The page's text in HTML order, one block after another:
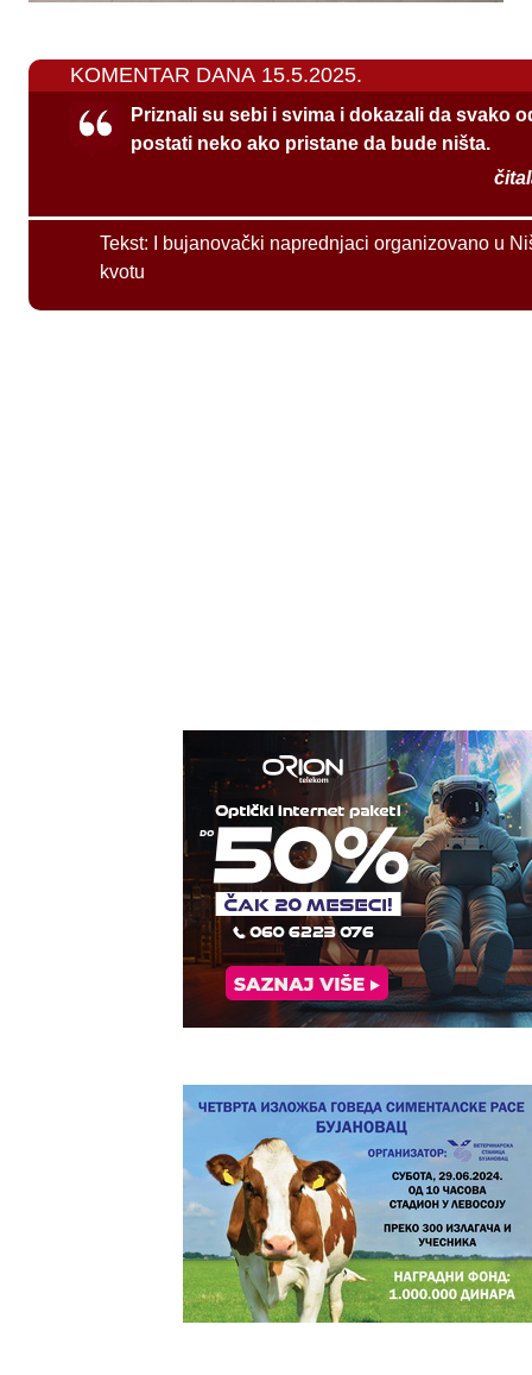
KOMENTAR DANA 15.5.2025.
Priznali su sebi i svima i dokazali da svako
postati neko ako pristane da bude ništa.
Tekst:
I bujanovački naprednjaci organizovano u
kvotu